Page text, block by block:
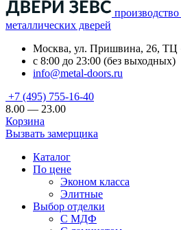
металлических дверей
Москва, ул. Пришвина, 26, ТЦ
с 8:00 до 23:00 (без выходных)
info@metal-doors.ru
+7 (495) 755-16-40
8.00 — 23.00
Корзина
Вызвать замерщика
Каталог
По цене
Эконом класса
Элитные
Выбор отделки
С МДФ